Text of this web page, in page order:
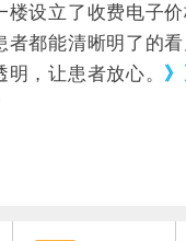
楼设立了收费电子
者都能清晰明了的
，让患者放心。